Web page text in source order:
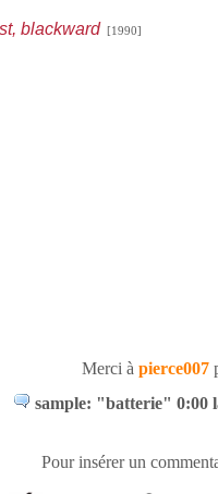
blackward[1990]
Merci à pierce007
sample: "batterie" 0:00
Pour insérer un